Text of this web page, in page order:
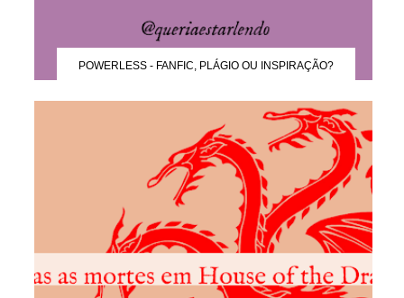
POWERLESS - FANFIC, PLÁGIO OU INSPIRAÇÃO?